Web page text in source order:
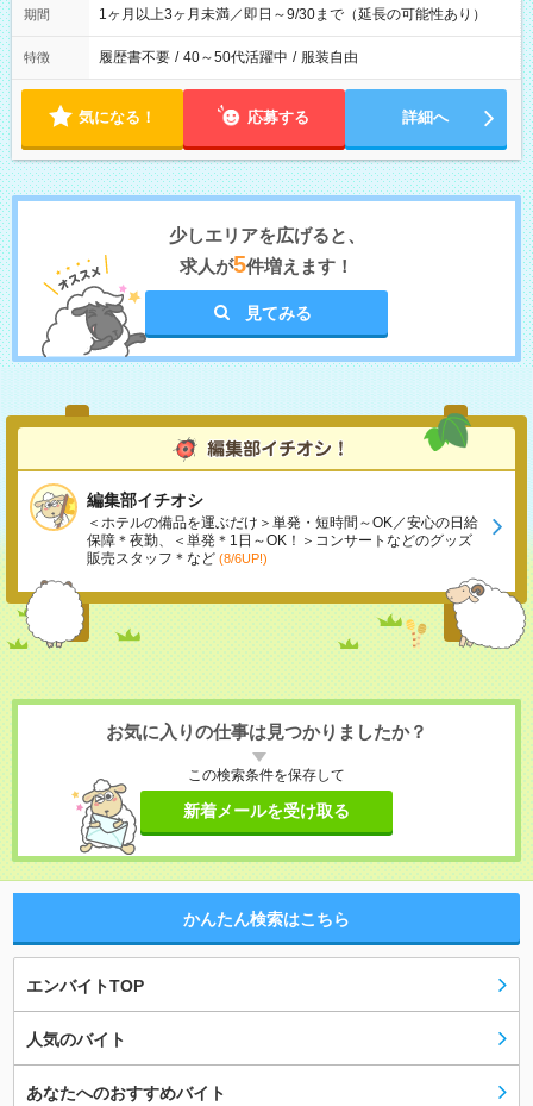
期間 1ヶ月以上3ヶ月未満／即日～9/30まで（延長の可能性あり）
特徴 履歴書不要 / 40～50代活躍中 / 服装自由
気になる！ 応募する 詳細へ
少しエリアを広げると、
求人が5件増えます！
見てみる
編集部イチオシ
＜ホテルの備品を運ぶだけ＞単発・短時間～OK／安心の日給
保障＊夜勤、＜単発＊1日～OK！＞コンサートなどのグッズ
販売スタッフ＊など (8/6UP!)
お気に入りの仕事は見つかりましたか？
この検索条件を保存して
新着メールを受け取る
かんたん検索はこちら
エンバイトTOP
人気のバイト
あなたへのおすすめバイト